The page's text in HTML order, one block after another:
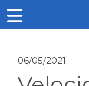
06/05/2021